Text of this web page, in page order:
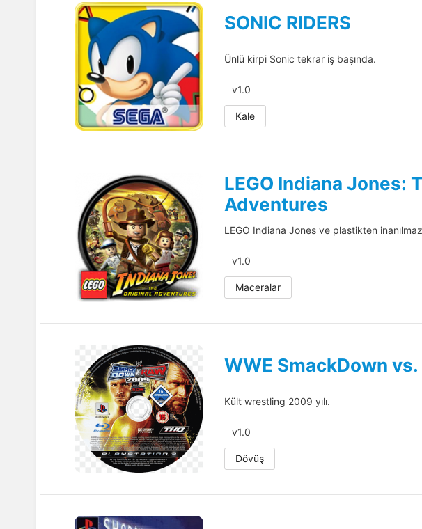
SONIC RIDERS
Ünlü kirpi Sonic tekrar iş başında.
v1.0
Kale
LEGO Indiana Jones:
Adventures
LEGO Indiana Jones ve plastikten
v1.0
Maceralar
WWE SmackDown
Kült wrestling 2009 yılı.
v1.0
Dövüş